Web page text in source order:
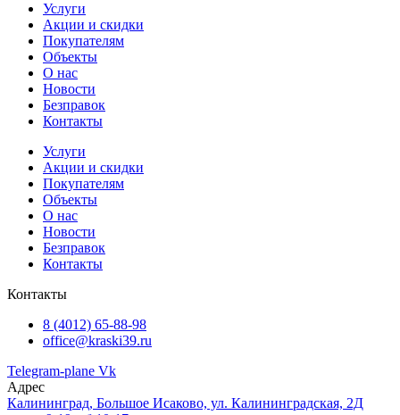
Услуги
Акции и скидки
Покупателям
Объекты
О нас
Новости
Безправок
Контакты
Услуги
Акции и скидки
Покупателям
Объекты
О нас
Новости
Безправок
Контакты
Контакты
8 (4012) 65-88-98
office@kraski39.ru
Telegram-plane Vk
Адрес
Калининград, Большое Исаково, ул. Калининградская, 2Д